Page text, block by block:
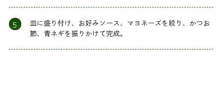
5
皿に盛り付け、お好みソース、マヨネーズを絞り、かつお
節、青ネギを振りかけて完成。